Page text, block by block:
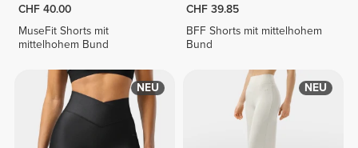
CHF 40.00
MuseFit Shorts mit
mittelhohem Bund
CHF 39.85
BFF Shorts mit mittelhohem
Bund
NEU NEU